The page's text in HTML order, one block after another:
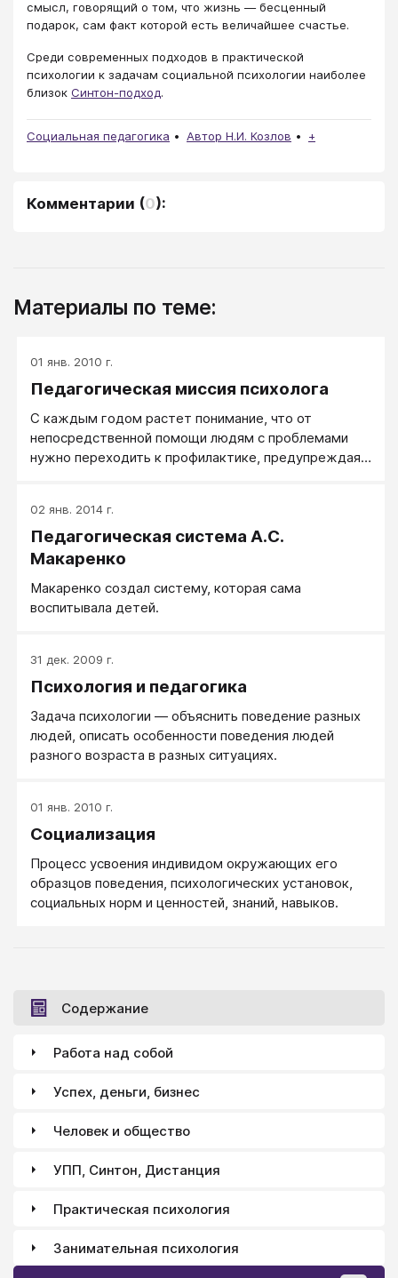
смысл, говорящий о том, что жизнь — бесценный
подарок, сам факт которой есть величайшее счастье.
Среди современных подходов в практической
психологии к задачам социальной психологии наиболее
близок Синтон-подход.
Социальная педагогика Автор Н.И. Козлов +
Комментарии (0):
Материалы по теме:
01 янв. 2010 г.
Педагогическая миссия психолога
С каждым годом растет понимание, что от
непосредственной помощи людям с проблемами
нужно переходить к профилактике, предупреждая
02 янв. 2014 г.
Педагогическая система А.С.
Макаренко
Макаренко создал систему, которая сама
воспитывала детей.
31 дек. 2009 г.
Психология и педагогика
Задача психологии — объяснить поведение разных
людей, описать особенности поведения людей
разного возраста в разных ситуациях.
01 янв. 2010 г.
Социализация
Процесс усвоения индивидом окружающих его
образцов поведения, психологических установок,
социальных норм и ценностей, знаний, навыков.
Содержание
Работа над собой
Успех, деньги, бизнес
Человек и общество
УПП, Синтон, Дистанция
Практическая психология
Занимательная психология